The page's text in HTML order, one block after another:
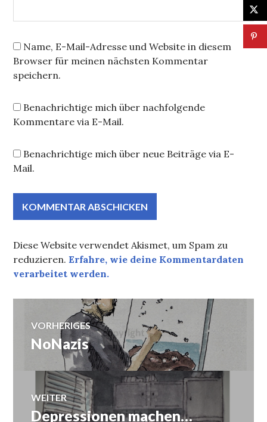
Name, E-Mail-Adresse und Website in diesem
Browser für meinen nächsten Kommentar
speichern.
Benachrichtige mich über nachfolgende
Kommentare via E-Mail.
Benachrichtige mich über neue Beiträge via E-
Mail.
Diese Website verwendet Akismet, um Spam zu
reduzieren.Erfahre, wie deine Kommentardaten
verarbeitet werden.
Beitragsnavigation
VORHERIGES
Vorheriger
Beitrag:
NoNazis
WEITER
Nächster
Depressionen machen…